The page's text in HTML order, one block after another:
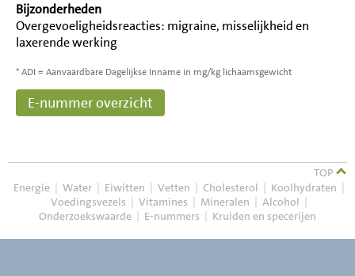
Bijzonderheden
Overgevoeligheidsreacties: migraine, misselijkheid en
laxerende werking
* ADI = Aanvaardbare Dagelijkse Inname in mg/kg lichaamsgewicht
E-nummer overzicht
TOP
Energie | Water | Eiwitten | Vetten | Cholesterol | Koolhydraten |
Voedingsvezels | Vitamines | Mineralen | Alcohol |
Onderzoekswaarde | E-nummers | Kruiden en specerijen